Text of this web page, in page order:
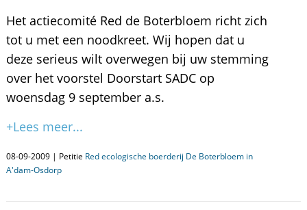
Het actiecomité Red de Boterbloem richt zich
tot u met een noodkreet. Wij hopen dat u
deze serieus wilt overwegen bij uw stemming
over het voorstel Doorstart SADC op
woensdag 9 september a.s.
+Lees meer...
08-09-2009 | Petitie Red ecologische boerderij De Boterbloem in
A'dam-Osdorp